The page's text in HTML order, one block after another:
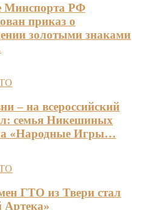
Минспорта РФ
приказ о
золотыми знаками
– на всероссийский
семья Никешиных
«Народные Игры…
ГТО из Твери стал
Артека»